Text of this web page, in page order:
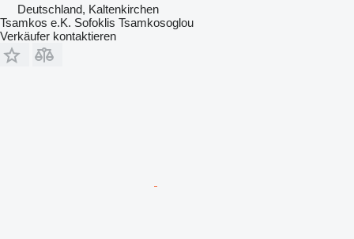
Deutschland, Kaltenkirchen
Tsamkos e.K. Sofoklis Tsamkosoglou
Verkäufer kontaktieren